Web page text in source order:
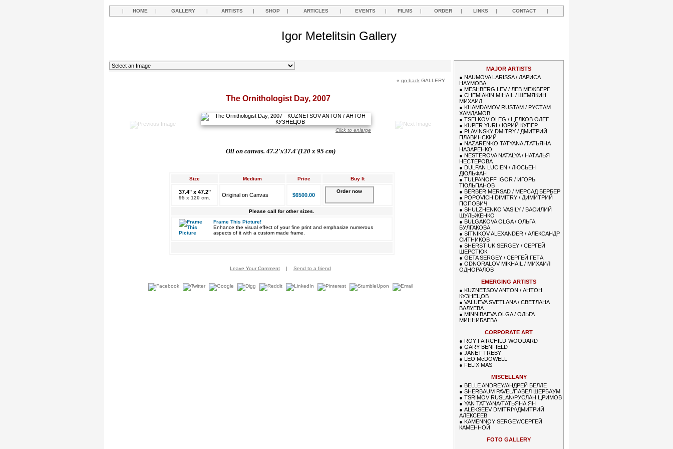
| HOME | GALLERY | ARTISTS | SHOP | ARTICLES | EVENTS | FILMS | ORDER | LINKS | CONTACT |
Igor Metelitsin Gallery
« go back GALLERY
The Ornithologist Day, 2007
Click to enlarge
Oil on canvas. 47.2'х37.4'(120 x 95 cm)
Size Medium Price Buy It
37.4" x 47.2"
95 x 120 cm. Original on Canvas $6500.00
Order now
Please call for other sizes.
Frame This Picture!
Enhance the visual effect of your fine print and emphasize numerous
aspects of it with a custom made frame.
Leave Your Comment | Send to a friend
MAJOR ARTISTS
● NAUMOVA LARISSA / ЛАРИСА
НАУМОВА
● MESHBERG LEV / ЛЕВ МЕЖБЕРГ
● CHEMIAKIN MIHAIL / ШЕМЯКИН
МИХАИЛ
● KHAMDAMOV RUSTAM / РУСТАМ
ХАМДАМОВ
● TSELKOV OLEG / ЦЕЛКОВ ОЛЕГ
● KUPER YURI / ЮРИЙ КУПЕР
● PLAVINSKY DMITRY / ДМИТРИЙ
ПЛАВИНСКИЙ
● NAZARENKO TATYANA /ТАТЬЯНА
НАЗАРЕНКО
● NESTEROVA NATALYA / НАТАЛЬЯ
НЕСТЕРОВА
● DULFAN LUCIEN / ЛЮСЬЕН
ДЮЛЬФАН
● TULPANOFF IGOR / ИГОРЬ
ТЮЛЬПАНОВ
● BERBER MERSAD / МЕРСАД БЕРБЕР
● POPOVICH DIMITRY / ДИМИТРИЙ
ПОПОВИЧ
● SHULZHENKO VASILY / ВАСИЛИЙ
ШУЛЬЖЕНКО
● BULGAKOVA OLGA / ОЛЬГА
БУЛГАКОВА
● SITNIKOV ALEXANDER / АЛЕКСАНДР
СИТНИКОВ
● SHERSTIUK SERGEY / СЕРГЕЙ
ШЕРСТЮК
● GETA SERGEY / СЕРГЕЙ ГЕТА
● ODNORALOV MIKHAIL / МИХАИЛ
ОДНОРАЛОВ
EMERGING ARTISTS
● KUZNETSOV ANTON / АНТОН
КУЗНЕЦОВ
● VALUEVA SVETLANA / СВЕТЛАНА
ВАЛУЕВА
● MINNIBAEVA OLGA / ОЛЬГА
МИННИБАЕВА
CORPORATE ART
● ROY FAIRCHILD-WOODARD
● GARY BENFIELD
● JANET TREBY
● LEO McDOWELL
● FELIX MAS
MISCELLANY
● BELLE ANDREY/АНДРЕЙ БЕЛЛЕ
● SHERBAUM PAVEL/ПАВЕЛ ШЕРБАУМ
● TSRIMOV RUSLAN/РУСЛАН ЦРИМОВ
● YAN TATYANA/ТАТЬЯНА ЯН
● ALEKSEEV DMITRIY/ДМИТРИЙ
АЛЕКСЕЕВ
● KAMENNOY SERGEY/СЕРГЕЙ
КАМЕННОЙ
FOTO GALLERY